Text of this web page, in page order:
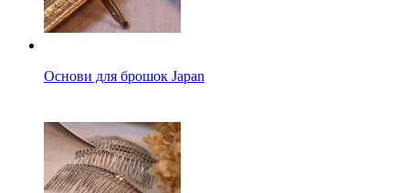
Основи для брошок Japan